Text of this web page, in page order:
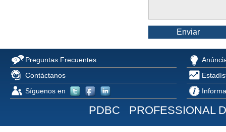
Enviar
Preguntas Frecuentes
Contáctanos
Síguenos en
PDBC PROFESSIONAL